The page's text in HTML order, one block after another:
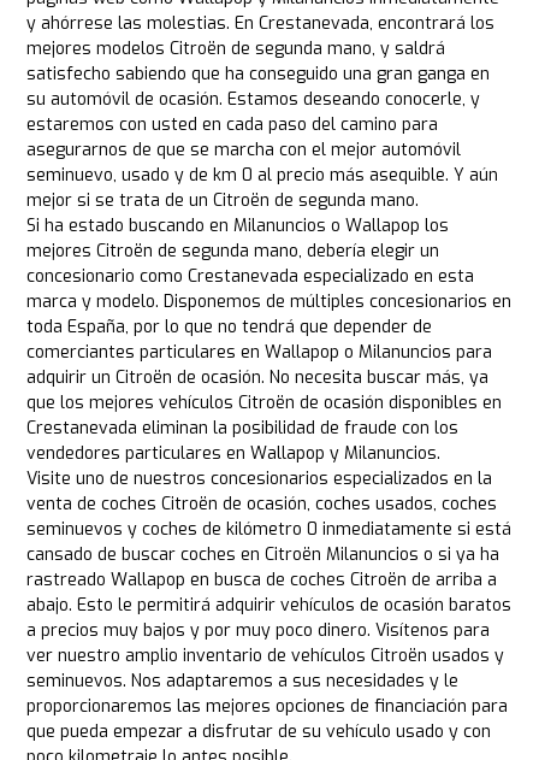
y ahórrese las molestias. En Crestanevada, encontrará los
mejores modelos Citroën de segunda mano, y saldrá
satisfecho sabiendo que ha conseguido una gran ganga en
su automóvil de ocasión. Estamos deseando conocerle, y
estaremos con usted en cada paso del camino para
asegurarnos de que se marcha con el mejor automóvil
seminuevo, usado y de km 0 al precio más asequible. Y aún
mejor si se trata de un Citroën de segunda mano.
Si ha estado buscando en Milanuncios o Wallapop los
mejores Citroën de segunda mano, debería elegir un
concesionario como Crestanevada especializado en esta
marca y modelo. Disponemos de múltiples concesionarios en
toda España, por lo que no tendrá que depender de
comerciantes particulares en Wallapop o Milanuncios para
adquirir un Citroën de ocasión. No necesita buscar más, ya
que los mejores vehículos Citroën de ocasión disponibles en
Crestanevada eliminan la posibilidad de fraude con los
vendedores particulares en Wallapop y Milanuncios.
Visite uno de nuestros concesionarios especializados en la
venta de coches Citroën de ocasión, coches usados, coches
seminuevos y coches de kilómetro 0 inmediatamente si está
cansado de buscar coches en Citroën Milanuncios o si ya ha
rastreado Wallapop en busca de coches Citroën de arriba a
abajo. Esto le permitirá adquirir vehículos de ocasión baratos
a precios muy bajos y por muy poco dinero. Visítenos para
ver nuestro amplio inventario de vehículos Citroën usados y
seminuevos. Nos adaptaremos a sus necesidades y le
proporcionaremos las mejores opciones de financiación para
que pueda empezar a disfrutar de su vehículo usado y con